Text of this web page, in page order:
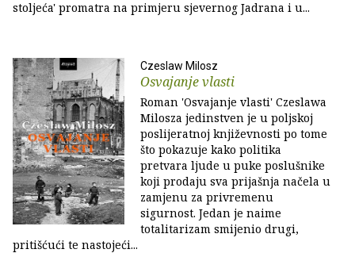
stoljeća' promatra na primjeru sjevernog Jadrana i u...
Czeslaw Milosz
Osvajanje vlasti
Roman 'Osvajanje vlasti' Czeslawa
Milosza jedinstven je u poljskoj
poslijeratnoj književnosti po tome
što pokazuje kako politika
pretvara ljude u puke poslušnike
koji prodaju sva prijašnja načela u
zamjenu za privremenu
sigurnost. Jedan je naime
totalitarizam smijenio drugi,
pritišćući te nastojeći...